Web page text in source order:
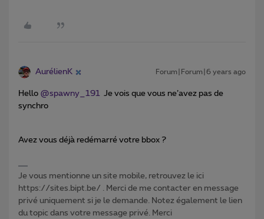
AurélienK Forum|Forum|6 years ago
Hello @spawny_191 Je vois que vous ne’avez pas de
synchro
Avez vous déjà redémarré votre bbox ?
Je vous mentionne un site mobile, retrouvez le ici
https://sites.bipt.be/ . Merci de me contacter en message
privé uniquement si je le demande. Notez également le lien
du topic dans votre message privé. Merci